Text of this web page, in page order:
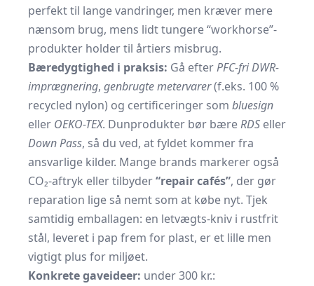
perfekt til lange vandringer, men kræver mere
nænsom brug, mens lidt tungere “workhorse”-
produkter holder til årtiers misbrug.
Bæredygtighed i praksis: Gå efterPFC-fri DWR-
imprægnering, genbrugte metervarer(f.eks. 100 %
recycled nylon) og certificeringer som bluesign
eller OEKO-TEX. Dunprodukter bør bæreRDS eller
Down Pass, så du ved, at fyldet kommer fra
ansvarlige kilder. Mange brands markerer også
CO₂-aftryk eller tilbyder“repair cafés”, der gør
reparation lige så nemt som at købe nyt. Tjek
samtidig emballagen: en letvægts-kniv i rustfrit
stål, leveret i pap frem for plast, er et lille men
vigtigt plus for miljøet.
Konkrete gaveideer: under 300 kr.: